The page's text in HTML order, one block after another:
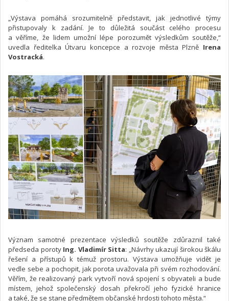
„Výstava pomáhá srozumitelně představit, jak jednotlivé týmy
přistupovaly k zadání. Je to důležitá součást celého procesu
a věříme, že lidem umožní lépe porozumět výsledkům soutěže,“
uvedla ředitelka Útvaru koncepce a rozvoje města Plzně Irena
Vostracká.
Význam samotné prezentace výsledků soutěže zdůraznil také
předseda poroty Ing. Vladimír Sitta: „Návrhy ukazují širokou škálu
řešení a přístupů k témuž prostoru. Výstava umožňuje vidět je
vedle sebe a pochopit, jak porota uvažovala při svém rozhodování.
Věřím, že realizovaný park vytvoří nová spojení s obyvateli a bude
místem, jehož společenský dosah překročí jeho fyzické hranice
a také, že se stane předmětem občanské hrdosti tohoto města.“